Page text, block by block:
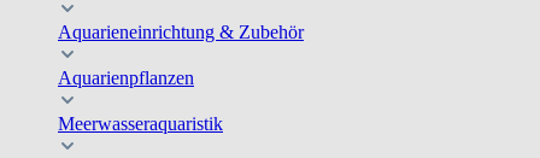
Aquarieneinrichtung & Zubehör
Aquarienpflanzen
Meerwasseraquaristik